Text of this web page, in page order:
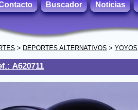
Buscador Noticias
> DEPORTES ALTERNATIVOS > YOYOS
A620711